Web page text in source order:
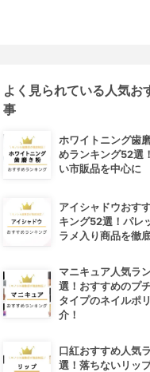
GRG
よく見られている人気お
事
ホワイトニング歯
めランキング52選
い市販品を中心に
アイシャドウおす
キング52選！パレ
ラメ入り商品を徹
マニキュア人気ラ
選！おすすめのプ
タイプのネイルポ
介！
口紅おすすめ人気
選！落ちないリッ